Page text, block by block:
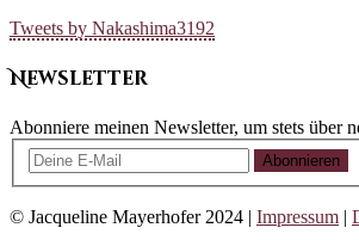
Tweets by Nakashima3192
Newsletter
Abonniere meinen Newsletter, um stets über
Abonnieren
© Jacqueline Mayerhofer 2024 | Impressum |